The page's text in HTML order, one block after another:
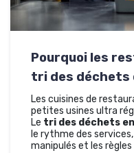
Pourquoi les
tri des déchets
Les cuisines de
petites usines ultra
Le tri des déchets
le rythme des
manipulés et les règles